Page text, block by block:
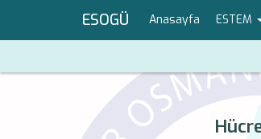
ESOGÜ Anasayfa ESTEM